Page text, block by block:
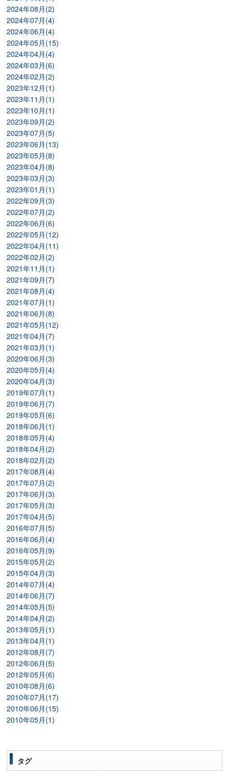
2024年08月(2)
2024年07月(4)
2024年06月(4)
2024年05月(15)
2024年04月(4)
2024年03月(6)
2024年02月(2)
2023年12月(1)
2023年11月(1)
2023年10月(1)
2023年09月(2)
2023年07月(5)
2023年06月(13)
2023年05月(8)
2023年04月(8)
2023年03月(3)
2023年01月(1)
2022年09月(3)
2022年07月(2)
2022年06月(6)
2022年05月(12)
2022年04月(11)
2022年02月(2)
2021年11月(1)
2021年09月(7)
2021年08月(4)
2021年07月(1)
2021年06月(8)
2021年05月(12)
2021年04月(7)
2021年03月(1)
2020年06月(3)
2020年05月(4)
2020年04月(3)
2019年07月(1)
2019年06月(7)
2019年05月(6)
2018年06月(1)
2018年05月(4)
2018年04月(2)
2018年02月(2)
2017年08月(4)
2017年07月(2)
2017年06月(3)
2017年05月(3)
2017年04月(5)
2016年07月(5)
2016年06月(4)
2016年05月(9)
2015年05月(2)
2015年04月(3)
2014年07月(4)
2014年06月(7)
2014年05月(5)
2014年04月(2)
2013年05月(1)
2013年04月(1)
2012年08月(7)
2012年06月(5)
2012年05月(6)
2010年08月(6)
2010年07月(17)
2010年06月(15)
2010年05月(1)
タグ